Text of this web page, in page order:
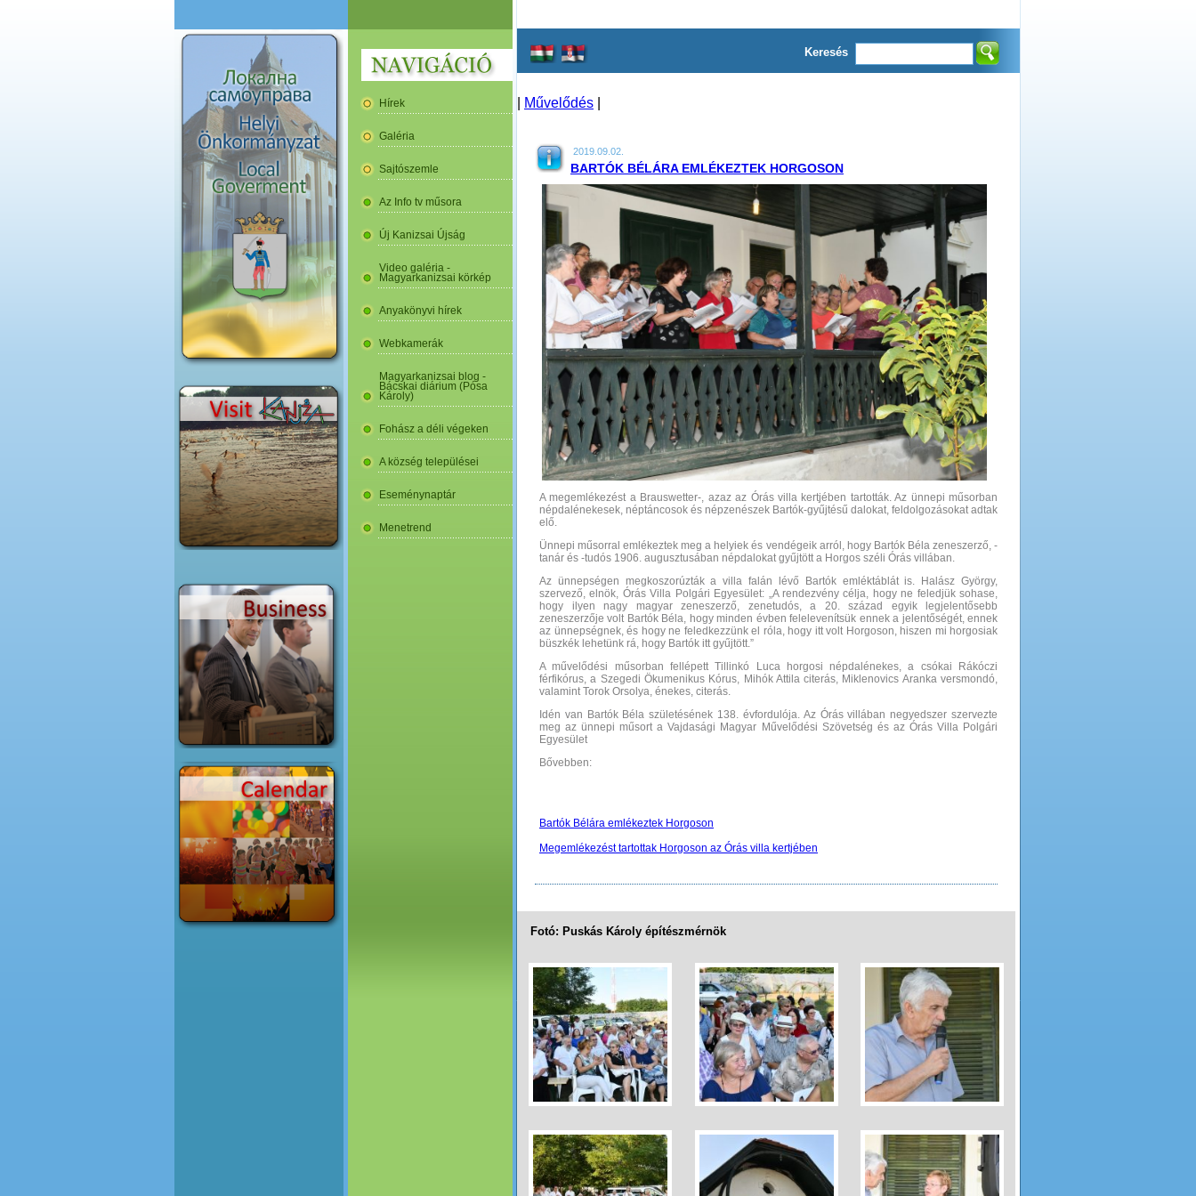
Hírek
Galéria
Sajtószemle
Az Info tv műsora
Új Kanizsai Újság
Video galéria -
Magyarkanizsai körkép
Anyakönyvi hírek
Webkamerák
Magyarkanizsai blog -
Bácskai diárium (Pósa
Károly)
Fohász a déli végeken
A község települései
Eseménynaptár
Menetrend
Keresés
Művelődés
2019.09.02.
BARTÓK BÉLÁRA EMLÉKEZTEK HORGOSON
A megemlékezést a Brauswetter-, azaz az Órás villa kertjében tartották. Az ünnepi műsorban
népdalénekesek, néptáncosok és népzenészek Bartók-gyűjtésű dalokat, feldolgozásokat adtak
elő.
Ünnepi műsorral emlékeztek meg a helyiek és vendégeik arról, hogy Bartók Béla zeneszerző, -
tanár és -tudós 1906. augusztusában népdalokat gyűjtött a Horgos széli Órás villában.
Az ünnepségen megkoszorúzták a villa falán lévő Bartók emléktáblát is. Halász György,
szervező, elnök, Órás Villa Polgári Egyesület: „A rendezvény célja, hogy ne feledjük sohase,
hogy ilyen nagy magyar zeneszerző, zenetudós, a 20. század egyik legjelentősebb
zeneszerzője volt Bartók Béla, hogy minden évben felelevenítsük ennek a jelentőségét, ennek
az ünnepségnek, és hogy ne feledkezzünk el róla, hogy itt volt Horgoson, hiszen mi horgosiak
büszkék lehetünk rá, hogy Bartók itt gyűjtött.”
A művelődési műsorban fellépett Tillinkó Luca horgosi népdalénekes, a csókai Rákóczi
férfikórus, a Szegedi Ökumenikus Kórus, Mihók Attila citerás, Miklenovics Aranka versmondó,
valamint Torok Orsolya, énekes, citerás.
Idén van Bartók Béla születésének 138. évfordulója. Az Órás villában negyedszer szervezte
meg az ünnepi műsort a Vajdasági Magyar Művelődési Szövetség és az Órás Villa Polgári
Egyesület
Bővebben:
Bartók Bélára emlékeztek Horgoson
Megemlékezést tartottak Horgoson az Órás villa kertjében
Fotó: Puskás Károly építészmérnök